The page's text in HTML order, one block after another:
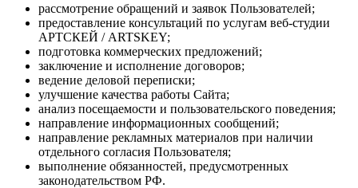
рассмотрение обращений и заявок Пользователей;
предоставление консультаций по услугам веб-студии
АРТСКЕЙ / ARTSKEY;
подготовка коммерческих предложений;
заключение и исполнение договоров;
ведение деловой переписки;
улучшение качества работы Сайта;
анализ посещаемости и пользовательского поведения;
направление информационных сообщений;
направление рекламных материалов при наличии
отдельного согласия Пользователя;
выполнение обязанностей, предусмотренных
законодательством РФ.